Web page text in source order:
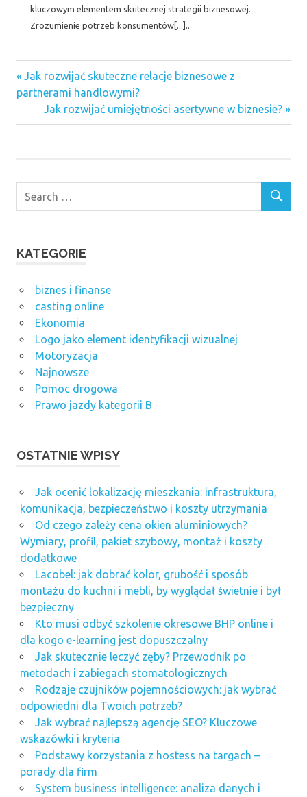
kluczowym elementem skutecznej strategii biznesowej.
Zrozumienie potrzeb konsumentów[...]...
Nawigacja
wpisu
Previous
Post:
Jak rozwijać skuteczne relacje biznesowe z
partnerami handlowymi?
Next
Post:
Jak rozwijać umiejętności asertywne w biznesie?
KATEGORIE
biznes i finanse
casting online
Ekonomia
Logo jako element identyfikacji wizualnej
Motoryzacja
Najnowsze
Pomoc drogowa
Prawo jazdy kategorii B
OSTATNIE WPISY
Jak ocenić lokalizację mieszkania: infrastruktura,
komunikacja, bezpieczeństwo i koszty utrzymania
Od czego zależy cena okien aluminiowych?
Wymiary, profil, pakiet szybowy, montaż i koszty
dodatkowe
Lacobel: jak dobrać kolor, grubość i sposób
montażu do kuchni i mebli, by wyglądał świetnie i był
bezpieczny
Kto musi odbyć szkolenie okresowe BHP online i
dla kogo e-learning jest dopuszczalny
Jak skutecznie leczyć zęby? Przewodnik po
metodach i zabiegach stomatologicznych
Rodzaje czujników pojemnościowych: jak wybrać
odpowiedni dla Twoich potrzeb?
Jak wybrać najlepszą agencję SEO? Kluczowe
wskazówki i kryteria
Podstawy korzystania z hostess na targach –
porady dla firm
System business intelligence: analiza danych i